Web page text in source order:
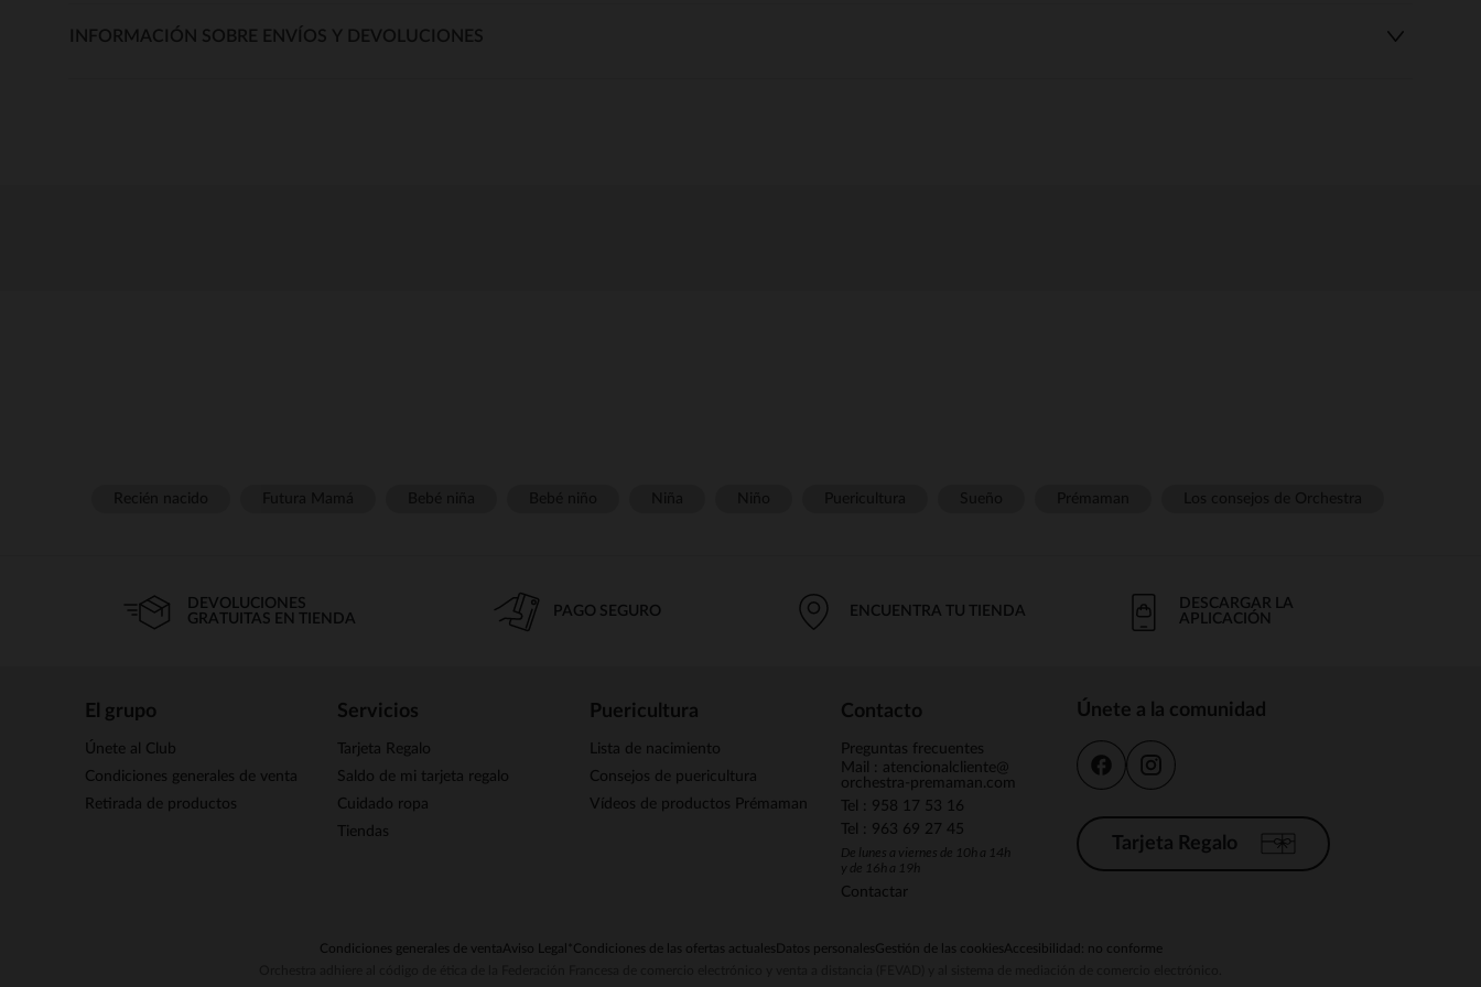
INFORMACIÓN SOBRE ENVÍOS Y DEVOLUCIONES
DEVOLUCIONES
GRATUITAS EN TIENDA
PAGO SEGURO ENCUENTRA TU TIENDA
DESCARGAR LA
APLICACIÓN
El grupo
Únete al Club
Condiciones generales de venta
Retirada de productos
Servicios
Tarjeta Regalo
Saldo de mi tarjeta regalo
Cuidado ropa
Tiendas
Puericultura
Lista de nacimiento
Consejos de puericultura
Vídeos de productos Prémaman
Contacto
Preguntas frecuentes
Mail : atencionalcliente@
orchestra-premaman.com
Tel : 958 17 53 16
Tel : 963 69 27 45
De lunes a viernes de 10h a 14h
y de 16h a 19h
Contactar
Únete a la comunidad
Tarjeta Regalo
Condiciones generales de ventaAviso Legal *Condiciones de las ofertas actuales Datos personalesGestión de las cookiesAccesibilidad: no conforme